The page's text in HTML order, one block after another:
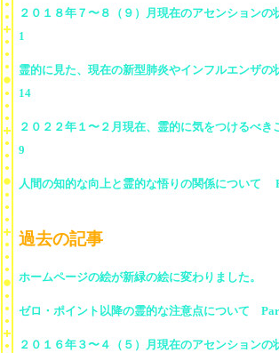
２０１８年７〜８（９）月現在のアセンション
1
霊的に見た、現在の新型肺炎やインフルエンザ
14
２０２２年１〜２月現在、霊的に気をつけるべ
9
人間の知的な向上と霊的な悟りの関係について
過去の記事
ホームページの絵が新緑の絵に変わりました。
ゼロ・ポイント以降の霊的な注意点について
２０１６年３〜４（５）月現在のアセンション